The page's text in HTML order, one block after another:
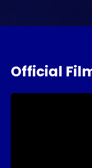
Official